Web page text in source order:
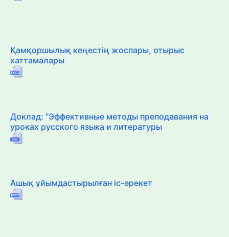
Қамқоршылық кеңестің жоспары, отырыс
хаттамалары
Доклад: "Эффективные методы преподавания на
уроках русского языка и литературы
Ашық ұйымдастырылған іс-әрекет